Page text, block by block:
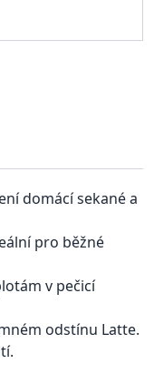
domácí sekané a
pro běžné
v pečicí
odstínu Latte.